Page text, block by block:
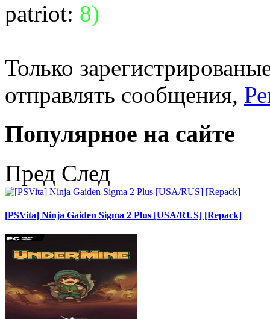
patriot:
Только
отправлять сообщения,
Популярное на сайте
Пред След
[PSVita] Ninja Gaiden Sigma 2 Plus [USA/RUS] [Repack]